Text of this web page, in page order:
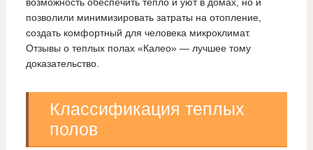
позволили минимизировать затраты на отопление,
создать комфортный для человека микроклимат.
Отзывы о теплых полах «Калео» — лучшее тому
доказательство.
Классификация теплых
полов